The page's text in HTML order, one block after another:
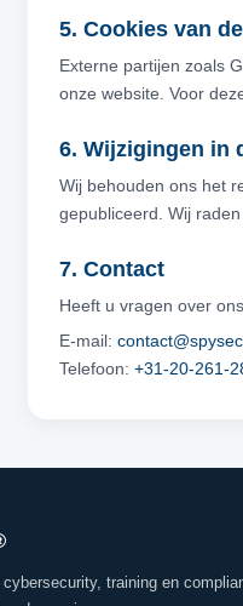
5. Cookies van
Externe partijen zoals
onze website. Voor
6. Wijzigingen in
Wij behouden ons het
gepubliceerd. Wij
7. Contact
Heeft u vragen over
E-mail:
Telefoon: +31-20-261-
cybersecurity, training en